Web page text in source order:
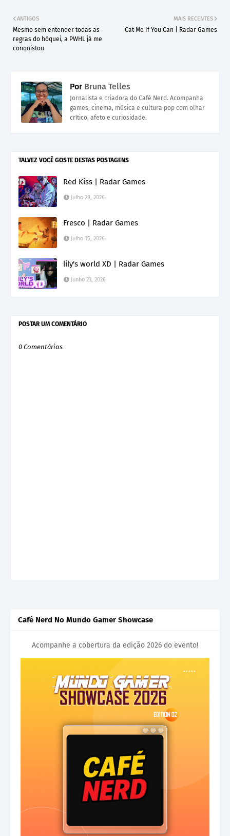
MAIS RECENTES
Cat Me If You Can | Radar Games
ANTIGOS
Mesmo sem entender todas as
regras do hóquei, a PWHL já me
conquistou
PorBruna Telles
Jornalista e criadora do Café Nerd. Acompanha
games, cinema, música e cultura pop com olhar
crítico, afeto e curiosidade.
TALVEZ VOCÊ GOSTE DESTAS POSTAGENS
Red Kiss | Radar Games
Julho 28, 2026
Fresco | Radar Games
Julho 15, 2026
lily's world XD | Radar Games
Junho 23, 2026
POSTAR UM COMENTÁRIO
0 Comentários
Café Nerd No Mundo Gamer Showcase
Acompanhe a cobertura da edição 2026 do evento!